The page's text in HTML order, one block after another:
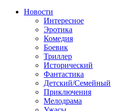
Новости
Интересное
Эротика
Комедия
Боевик
Триллер
Исторический
Фантастика
Детский/Семейный
Приключения
Мелодрама